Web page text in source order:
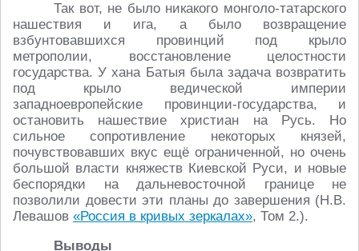
Так вот, не было никакого монголо-татарского
нашествия и ига, а было возвращение
взбунтовавшихся провинций под крыло
метрополии, восстановление целостности
государства. У хана Батыя была задача возвратить
под крыло ведической империи
западноевропейские провинции-государства, и
остановить нашествие христиан на Русь. Но
сильное сопротивление некоторых князей,
почувствовавших вкус ещё ограниченной, но очень
большой власти княжеств Киевской Руси, и новые
беспорядки на дальневосточной границе не
позволили довести эти планы до завершения (Н.В.
Левашов «Россия в кривых зеркалах», Том 2.).
Выводы